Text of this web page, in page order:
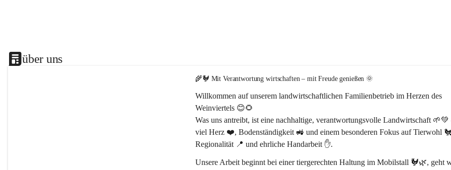
über uns
🌾🐓 Mit Verantwortung wirtschaften – mit Freude genießen 🌞
Willkommen auf unserem landwirtschaftlichen Familienbetrieb im Herzen des
Weinviertels 😊🌻
Was uns antreibt, ist eine nachhaltige, verantwortungsvolle Landwirtschaft 🌱💚
viel Herz ❤️, Bodenständigkeit 🚜 und einem besonderen Fokus auf Tierwohl 🐔
Regionalität 📍 und ehrliche Handarbeit ✋.
Unsere Arbeit beginnt bei einer tiergerechten Haltung im Mobilstall 🐓🌿, geht